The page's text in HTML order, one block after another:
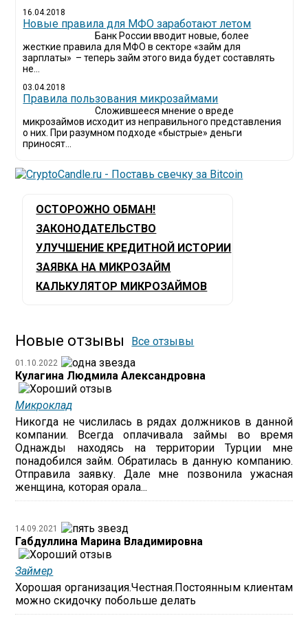
16.04.2018
Новые правила для МФО заработают летом
Банк России вводит новые, более
жесткие правила для МФО в секторе «займ для
зарплаты» – теперь займ этого вида будет составлять
не...
03.04.2018
​Правила пользования микрозаймами
Сложившееся мнение о вреде
микрозаймов исходит из неправильного представления
о них. При разумном подходе «быстрые» деньги
приносят...
ОСТОРОЖНО ОБМАН!
ЗАКОНОДАТЕЛЬСТВО
УЛУЧШЕНИЕ КРЕДИТНОЙ ИСТОРИИ
ЗАЯВКА НА МИКРОЗАЙМ
КАЛЬКУЛЯТОР МИКРОЗАЙМОВ
Новые отзывы Все отзывы
01.10.2022
Кулагина Людмила Александровна
Микроклад
Никогда не числилась в рядах должников в данной
компании. Всегда оплачивала займы во время
Однажды находясь на территории Турции мне
понадобился займ. Обратилась в данную компанию.
Отправила заявку. Дале мне позвонила ужасная
женщина, которая орала...
14.09.2021
Габдуллина Марина Владимировна
Займер
Хорошая организация.Честная.Постоянным клиентам
можно скидочку побольше делать